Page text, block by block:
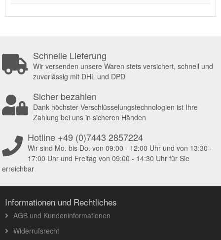
Schnelle Lieferung
Wir versenden unsere Waren stets versichert, schnell und
zuverlässig mit DHL und DPD
Sicher bezahlen
Dank höchster Verschlüsselungstechnologien ist Ihre
Zahlung bei uns in sicheren Händen
Hotline +49 (0)7443 2857224
Wir sind Mo. bis Do. von 09:00 - 12:00 Uhr und von 13:30 -
17:00 Uhr und Freitag von 09:00 - 14:30 Uhr für Sie
erreichbar
Informationen und Rechtliches
AGB und Kundeninformationen
Widerrufsrecht